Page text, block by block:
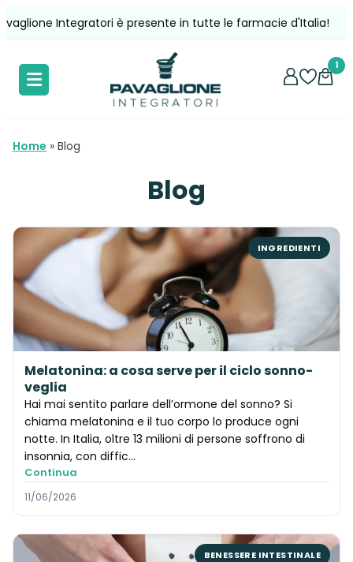
Integratori è presente in tutte le farmacie d'Italia!
1
Home » Blog
Blog
INGREDIENTI
Melatonina: a cosa serve per il ciclo sonno-
veglia
Hai mai sentito parlare dell’ormone del sonno? Si
chiama melatonina e il tuo corpo lo produce ogni
notte. In Italia, oltre 13 milioni di persone soffrono di
insonnia, con diffic…
Continua
11/06/2026
BENESSERE INTESTINALE